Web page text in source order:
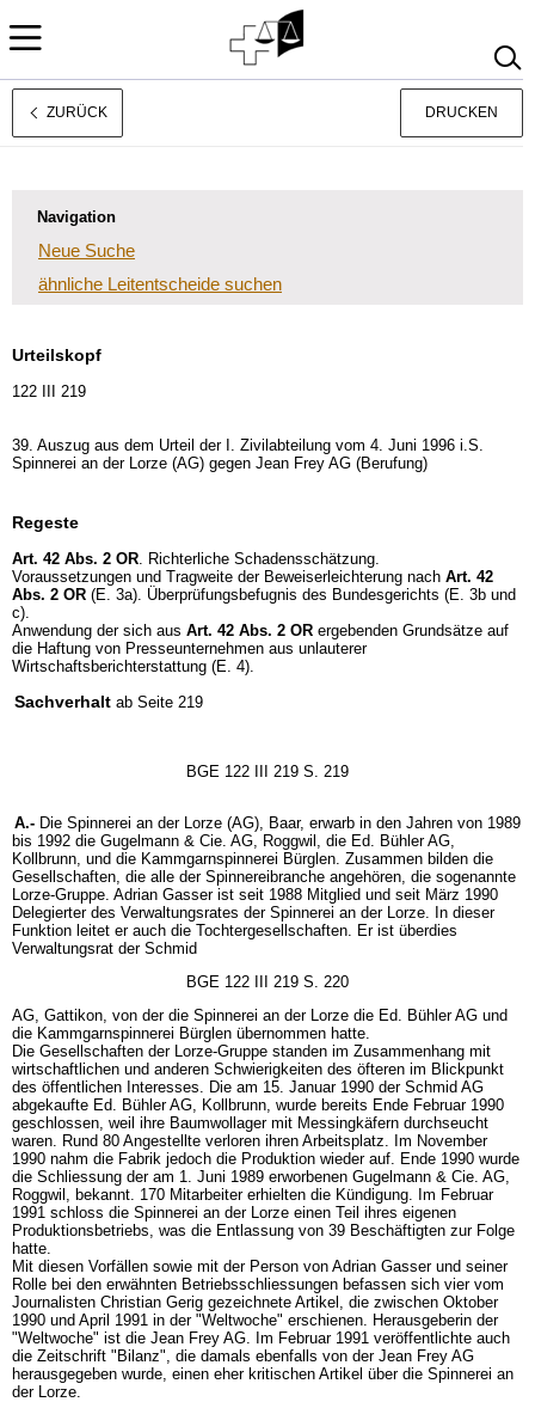
Rechtsprechung
ZURÜCK DRUCKEN
Navigation
Neue Suche
ähnliche Leitentscheide suchen
Urteilskopf
122 III 219
39. Auszug aus dem Urteil der I. Zivilabteilung vom 4. Juni 1996 i.S.
Spinnerei an der Lorze (AG) gegen Jean Frey AG (Berufung)
Regeste
Art. 42 Abs. 2 OR. Richterliche Schadensschätzung.
Voraussetzungen und Tragweite der Beweiserleichterung nach Art. 42
Abs. 2 OR (E. 3a). Überprüfungsbefugnis des Bundesgerichts (E. 3b und
c).
Anwendung der sich aus Art. 42 Abs. 2 OR ergebenden Grundsätze auf
die Haftung von Presseunternehmen aus unlauterer
Wirtschaftsberichterstattung (E. 4).
Sachverhalt ab Seite 219
BGE 122 III 219 S. 219
A.- Die Spinnerei an der Lorze (AG), Baar, erwarb in den Jahren von 1989
bis 1992 die Gugelmann & Cie. AG, Roggwil, die Ed. Bühler AG,
Kollbrunn, und die Kammgarnspinnerei Bürglen. Zusammen bilden die
Gesellschaften, die alle der Spinnereibranche angehören, die sogenannte
Lorze-Gruppe. Adrian Gasser ist seit 1988 Mitglied und seit März 1990
Delegierter des Verwaltungsrates der Spinnerei an der Lorze. In dieser
Funktion leitet er auch die Tochtergesellschaften. Er ist überdies
Verwaltungsrat der Schmid
BGE 122 III 219 S. 220
AG, Gattikon, von der die Spinnerei an der Lorze die Ed. Bühler AG und
die Kammgarnspinnerei Bürglen übernommen hatte.
Die Gesellschaften der Lorze-Gruppe standen im Zusammenhang mit
wirtschaftlichen und anderen Schwierigkeiten des öfteren im Blickpunkt
des öffentlichen Interesses. Die am 15. Januar 1990 der Schmid AG
abgekaufte Ed. Bühler AG, Kollbrunn, wurde bereits Ende Februar 1990
geschlossen, weil ihre Baumwollager mit Messingkäfern durchseucht
waren. Rund 80 Angestellte verloren ihren Arbeitsplatz. Im November
1990 nahm die Fabrik jedoch die Produktion wieder auf. Ende 1990 wurde
die Schliessung der am 1. Juni 1989 erworbenen Gugelmann & Cie. AG,
Roggwil, bekannt. 170 Mitarbeiter erhielten die Kündigung. Im Februar
1991 schloss die Spinnerei an der Lorze einen Teil ihres eigenen
Produktionsbetriebs, was die Entlassung von 39 Beschäftigten zur Folge
hatte.
Mit diesen Vorfällen sowie mit der Person von Adrian Gasser und seiner
Rolle bei den erwähnten Betriebsschliessungen befassen sich vier vom
Journalisten Christian Gerig gezeichnete Artikel, die zwischen Oktober
1990 und April 1991 in der "Weltwoche" erschienen. Herausgeberin der
"Weltwoche" ist die Jean Frey AG. Im Februar 1991 veröffentlichte auch
die Zeitschrift "Bilanz", die damals ebenfalls von der Jean Frey AG
herausgegeben wurde, einen eher kritischen Artikel über die Spinnerei an
der Lorze.